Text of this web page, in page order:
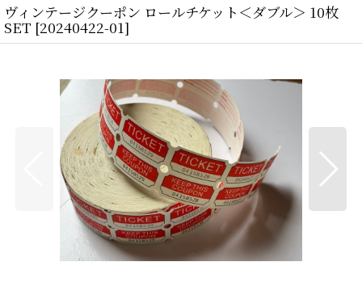
ヴィンテージクーポン ロールチケット＜ダブル＞ 10枚
SET [20240422-01]